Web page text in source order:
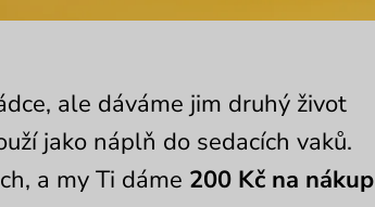
ale dáváme jim druhý život
jako náplň do sedacích vaků.
a my Ti dáme 200 Kč na nákup